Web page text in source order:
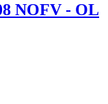
NOFV - OL